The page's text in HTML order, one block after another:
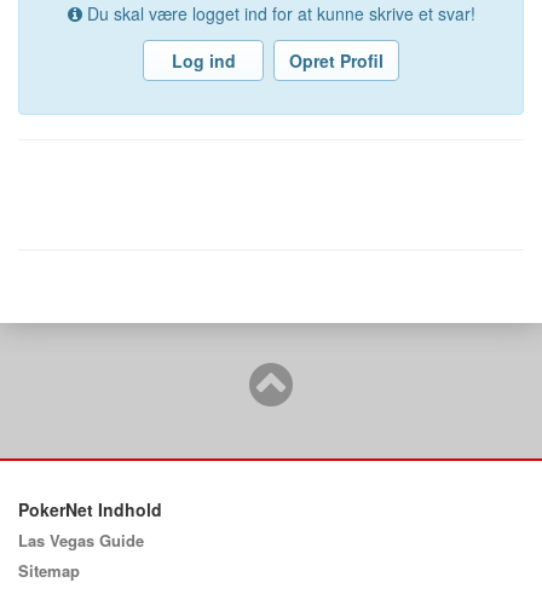
Du skal være logget ind for at kunne skrive et svar!
Log ind
Opret Profil
PokerNet Indhold
Las Vegas Guide
Sitemap